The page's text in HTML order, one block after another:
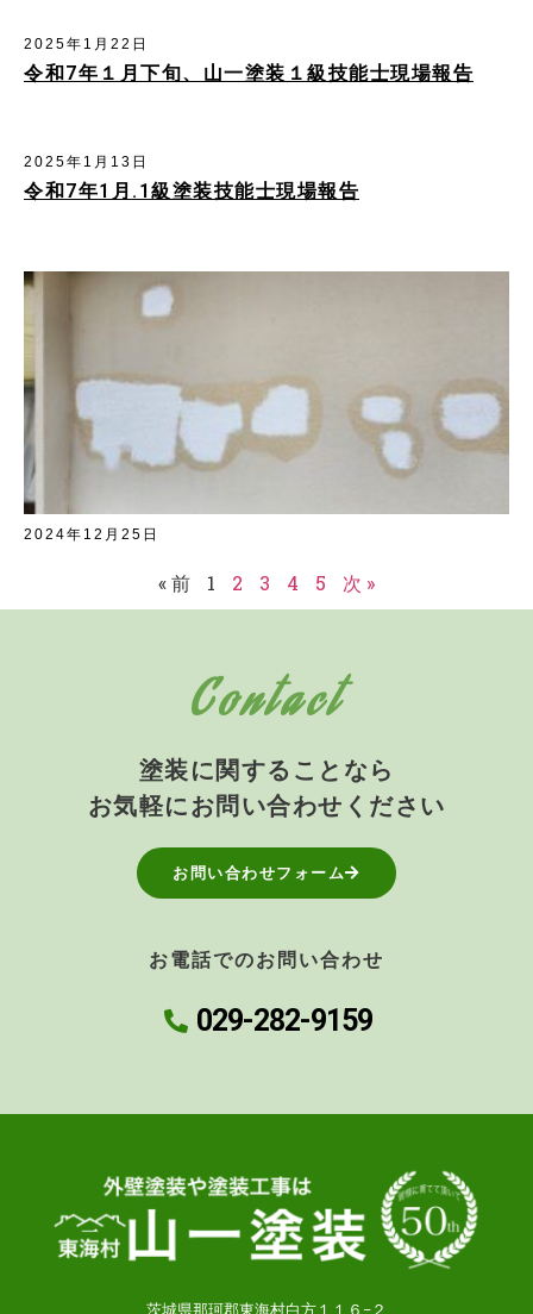
令和7年１月下旬、山一塗装１級技能士現場報告
2025年1月22日
令和7年1月.1級塗装技能士現場報告
2025年1月13日
2024年12月25日
« 前 1 2 3 4 5 次 »
Contact
塗装に関することなら
お気軽にお問い合わせください
お問い合わせフォーム
お電話でのお問い合わせ
029-282-9159
茨城県那珂郡東海村白方１１６−２